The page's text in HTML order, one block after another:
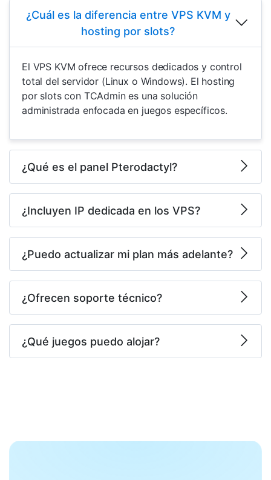
¿Cuál es la diferencia entre VPS KVM y
hosting por slots?
El VPS KVM ofrece recursos dedicados y control
total del servidor (Linux o Windows). El hosting
por slots con TCAdmin es una solución
administrada enfocada en juegos específicos.
¿Qué es el panel Pterodactyl?
¿Incluyen IP dedicada en los VPS?
¿Puedo actualizar mi plan más adelante?
¿Ofrecen soporte técnico?
¿Qué juegos puedo alojar?